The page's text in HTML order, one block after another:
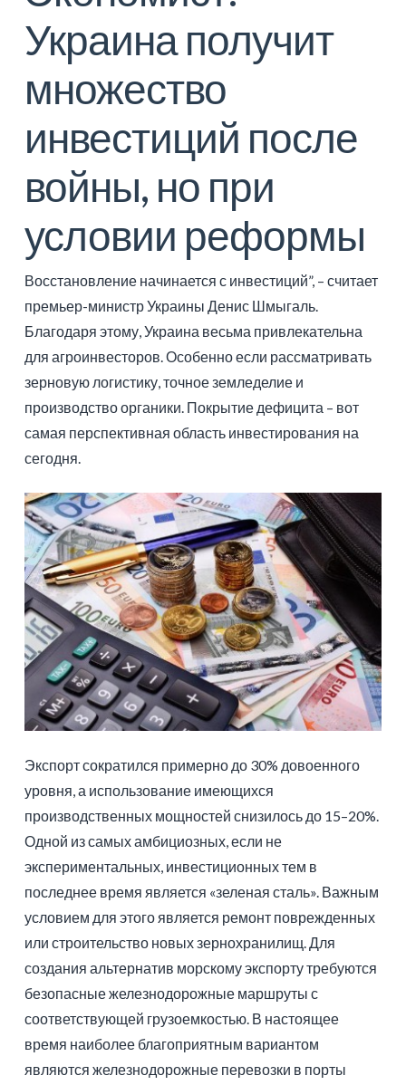
Украина получит
множество
инвестиций после
войны, но при
условии реформы
Восстановление начинается с инвестиций”, – считает
премьер-министр Украины Денис Шмыгаль.
Благодаря этому, Украина весьма привлекательна
для агроинвесторов. Особенно если рассматривать
зерновую логистику, точное земледелие и
производство органики. Покрытие дефицита – вот
самая перспективная область инвестирования на
сегодня.
Экспорт сократился примерно до 30% довоенного
уровня, а использование имеющихся
производственных мощностей снизилось до 15–20%.
Одной из самых амбициозных, если не
экспериментальных, инвестиционных тем в
последнее время является «зеленая сталь». Важным
условием для этого является ремонт поврежденных
или строительство новых зернохранилищ. Для
создания альтернатив морскому экспорту требуются
безопасные железнодорожные маршруты с
соответствующей грузоемкостью. В настоящее
время наиболее благоприятным вариантом
являются железнодорожные перевозки в порты